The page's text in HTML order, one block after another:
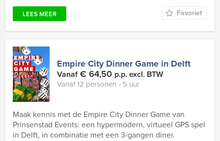
LEES MEER Favoriet
Empire City Dinner Game in Delft
Vanaf€ 64,50 p.p. excl. BTW
Vanaf 12 personen ‐ 5 uur
Maak kennis met de Empire City Dinner Game van
Prinsenstad Events: een hypermodern, virtueel GPS spel
in Delft, in combinatie met een 3-gangen diner.